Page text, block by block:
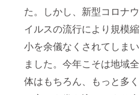
た。しかし、新型コロナウ
イルスの流行により規模縮
小を余儀なくされてしまい
ました。今年こそは地域全
体はもちろん、もっと多く